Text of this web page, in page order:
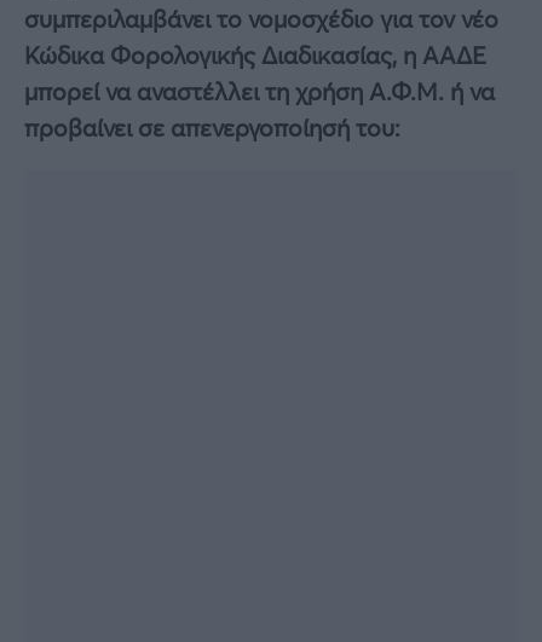
συμπεριλαμβάνει το νομοσχέδιο για τον νέο
Κώδικα Φορολογικής Διαδικασίας, η ΑΑΔΕ
μπορεί να αναστέλλει τη χρήση Α.Φ.Μ. ή να
προβαίνει σε απενεργοποίησή του: